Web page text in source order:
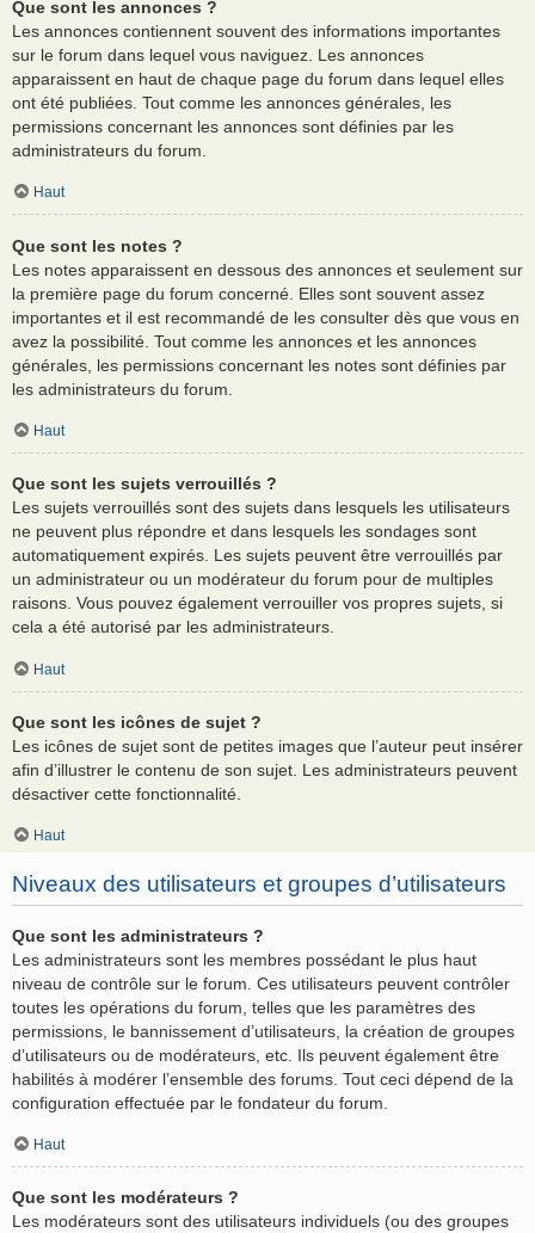
Que sont les annonces ?
Les annonces contiennent souvent des informations importantes
sur le forum dans lequel vous naviguez. Les annonces
apparaissent en haut de chaque page du forum dans lequel elles
ont été publiées. Tout comme les annonces générales, les
permissions concernant les annonces sont définies par les
administrateurs du forum.
Haut
Que sont les notes ?
Les notes apparaissent en dessous des annonces et seulement sur
la première page du forum concerné. Elles sont souvent assez
importantes et il est recommandé de les consulter dès que vous en
avez la possibilité. Tout comme les annonces et les annonces
générales, les permissions concernant les notes sont définies par
les administrateurs du forum.
Haut
Que sont les sujets verrouillés ?
Les sujets verrouillés sont des sujets dans lesquels les utilisateurs
ne peuvent plus répondre et dans lesquels les sondages sont
automatiquement expirés. Les sujets peuvent être verrouillés par
un administrateur ou un modérateur du forum pour de multiples
raisons. Vous pouvez également verrouiller vos propres sujets, si
cela a été autorisé par les administrateurs.
Haut
Que sont les icônes de sujet ?
Les icônes de sujet sont de petites images que l’auteur peut insérer
afin d’illustrer le contenu de son sujet. Les administrateurs peuvent
désactiver cette fonctionnalité.
Haut
Niveaux des utilisateurs et groupes d’utilisateurs
Que sont les administrateurs ?
Les administrateurs sont les membres possédant le plus haut
niveau de contrôle sur le forum. Ces utilisateurs peuvent contrôler
toutes les opérations du forum, telles que les paramètres des
permissions, le bannissement d’utilisateurs, la création de groupes
d’utilisateurs ou de modérateurs, etc. Ils peuvent également être
habilités à modérer l’ensemble des forums. Tout ceci dépend de la
configuration effectuée par le fondateur du forum.
Haut
Que sont les modérateurs ?
Les modérateurs sont des utilisateurs individuels (ou des groupes